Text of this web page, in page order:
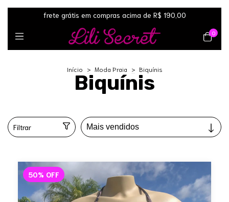
frete grátis em compras acima de R$ 190,00
0
Início > Moda Praia > Biquínis
Biquínis
Filtrar
50% OFF